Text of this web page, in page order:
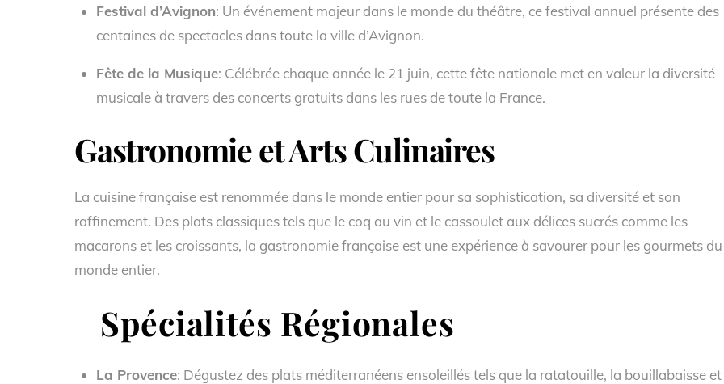
Festival d’Avignon: Un événement majeur dans le monde du théâtre, ce festival annuel présente des
centaines de spectacles dans toute la ville d’Avignon.
Fête de la Musique: Célébrée chaque année le 21 juin, cette fête nationale met en valeur la diversité
musicale à travers des concerts gratuits dans les rues de toute la France.
Gastronomie et Arts Culinaires
La cuisine française est renommée dans le monde entier pour sa sophistication, sa diversité et son
raffinement. Des plats classiques tels que le coq au vin et le cassoulet aux délices sucrés comme les
macarons et les croissants, la gastronomie française est une expérience à savourer pour les gourmets du
monde entier.
Spécialités Régionales
La Provence: Dégustez des plats méditerranéens ensoleillés tels que la ratatouille, la bouillabaisse et